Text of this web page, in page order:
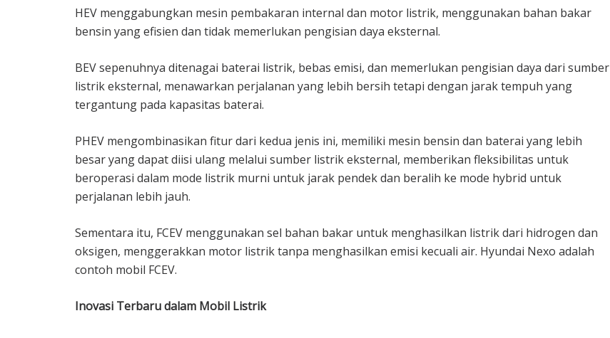
HEV menggabungkan mesin pembakaran internal dan motor listrik, menggunakan bahan bakar
bensin yang efisien dan tidak memerlukan pengisian daya eksternal.
BEV sepenuhnya ditenagai baterai listrik, bebas emisi, dan memerlukan pengisian daya dari sumber
listrik eksternal, menawarkan perjalanan yang lebih bersih tetapi dengan jarak tempuh yang
tergantung pada kapasitas baterai.
PHEV mengombinasikan fitur dari kedua jenis ini, memiliki mesin bensin dan baterai yang lebih
besar yang dapat diisi ulang melalui sumber listrik eksternal, memberikan fleksibilitas untuk
beroperasi dalam mode listrik murni untuk jarak pendek dan beralih ke mode hybrid untuk
perjalanan lebih jauh.
Sementara itu, FCEV menggunakan sel bahan bakar untuk menghasilkan listrik dari hidrogen dan
oksigen, menggerakkan motor listrik tanpa menghasilkan emisi kecuali air. Hyundai Nexo adalah
contoh mobil FCEV.
Inovasi Terbaru dalam Mobil Listrik